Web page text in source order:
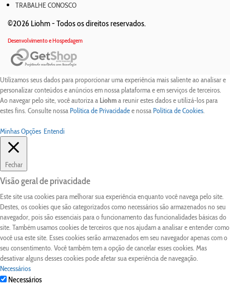
TRABALHE CONOSCO
©2026 Liohm - Todos os direitos reservados.
Desenvolvimento e Hospedagem
Utilizamos seus dados para proporcionar uma experiência mais saliente ao analisar e
personalizar conteúdos e anúncios em nossa plataforma e em serviços de terceiros.
Ao navegar pelo site, você autoriza a Liohma reunir estes dados e utilizá-los para
estes fins. Consulte nossa Política de Privacidadee nossa Política de Cookies.
Minhas Opções Entendi
Fechar
Visão geral de privacidade
Este site usa cookies para melhorar sua experiência enquanto você navega pelo site.
Destes, os cookies que são categorizados como necessários são armazenados no seu
navegador, pois são essenciais para o funcionamento das funcionalidades básicas do
site. Também usamos cookies de terceiros que nos ajudam a analisar e entender como
você usa este site. Esses cookies serão armazenados em seu navegador apenas com o
seu consentimento. Você também tem a opção de cancelar esses cookies. Mas
desativar alguns desses cookies pode afetar sua experiência de navegação.
Necessários
Necessários